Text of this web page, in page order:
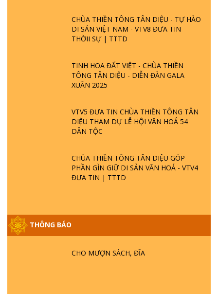
CHÙA THIỀN TÔNG TÂN DIỆU - TỰ HÀO
DI SẢN VIỆT NAM - VTV8 ĐƯA TIN
THỜII SỰ | TTTD
TINH HOA ĐẤT VIỆT - CHÙA THIỀN
TÔNG TÂN DIỆU - DIỄN ĐÀN GALA
XUÂN 2025
VTV5 ĐƯA TIN CHÙA THIỀN TÔNG TÂN
DIỆU THAM DỰ LỄ HỘI VĂN HOÁ 54
DÂN TỘC
CHÙA THIỀN TÔNG TÂN DIỆU GÓP
PHẦN GÌN GIỮ DI SẢN VĂN HOÁ - VTV4
ĐƯA TIN | TTTD
THÔNG BÁO
CHO MƯỢN SÁCH, ĐĨA
GIẢI ĐÁP ĐẶC BIỆT P25 - SUỐT 49 NĂM